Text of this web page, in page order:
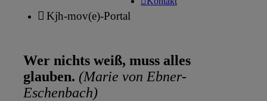
Kjh-mov(e)-Portal
Wer nichts weiß, muss alles
glauben. (Marie von Ebner-
Eschenbach)